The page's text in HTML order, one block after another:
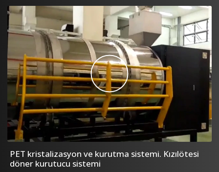
PET kristalizasyon ve kurutma sistemi. Kızılötesi
döner kurutucu sistemi